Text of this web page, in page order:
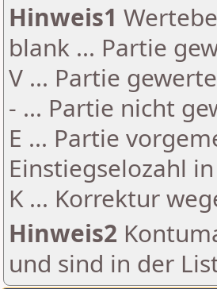
Hinweis1
blank ... Partie
V ... Partie
- ... Partie nicht
E ... Partie
Einstiegselozahl
K ... Korrektur
Hinweis2
und sind in der